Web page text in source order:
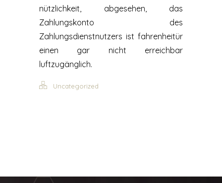
nützlichkeit, abgesehen, das
Zahlungskonto des
Zahlungsdienstnutzers ist fahrenheitür
einen gar nicht erreichbar
luftzugänglich.
Uncategorized